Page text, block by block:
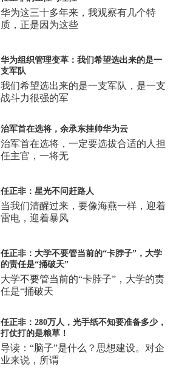
华为这三十多年来，我观察有几个特
质，正是因为这些
华为组织管理变革：我们希望选出来的是一
支军队
我们希望选出来的是一支军队，是一支
战斗力很强的军
治军首在选将，余承东挂帅华为云
治军首在选将，一定要选拔合适的人担
任主官，一将无
任正非：星光不问赶路人
当我们清醒过来，要像海燕一样，迎着
雷电，迎着暴风
任正非：大学不要管当前的“卡脖子”，大学
的责任是“捅破天”
大学不要管当前的“卡脖子”，大学的责
任是“捅破天
任正非：280万人，光手纸不知要准备多少，
打仗打的是粮草！
导读：“脑子”是什么？思想建设。对企
业来说，所谓